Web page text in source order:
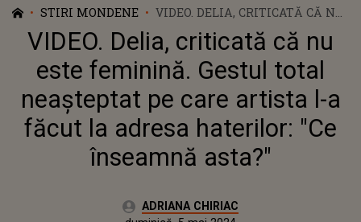
STIRI MONDENE
VIDEO. DELIA, CRITICATĂ CĂ NU
ESTE FEMININĂ. GESTUL TOTAL
NEAȘTEPTAT PE CARE ARTISTA
L-A FĂCUT LA ADRESA
HATERILOR: "CE ÎNSEAMNĂ
ASTA?"
VIDEO. Delia, criticată că nu
este feminină. Gestul total
neașteptat pe care artista l-a
făcut la adresa haterilor: "Ce
înseamnă asta?"
Autor:ADRIANA CHIRIAC